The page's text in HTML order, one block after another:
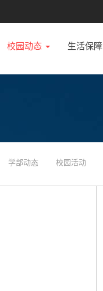
校园动态 生活保障
学部动态 校园活动